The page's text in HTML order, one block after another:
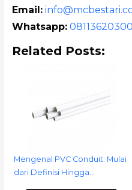
Email:
Whatsapp: 08113620300
Related Posts:
Mengenal PVC Conduit: Mulai
dari Definisi Hingga…